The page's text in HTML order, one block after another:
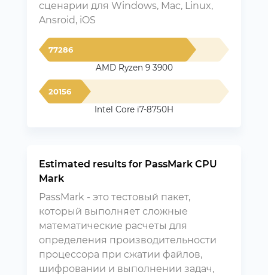
сценарии для Windows, Mac, Linux,
Ansroid, iOS
77286
AMD Ryzen 9 3900
20156
Intel Core i7-8750H
Estimated results for PassMark CPU
Mark
PassMark - это тестовый пакет,
который выполняет сложные
математические расчеты для
определения производительности
процессора при сжатии файлов,
шифровании и выполнении задач,